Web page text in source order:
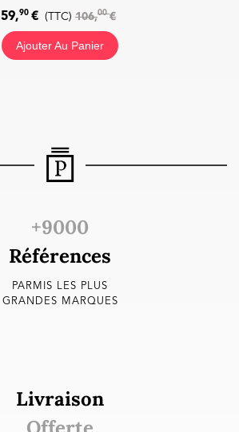
59,90 € (TTC) 106,00€
Ajouter Au Panier
+9000
Références
PARMIS LES PLUS
GRANDES MARQUES
Livraison